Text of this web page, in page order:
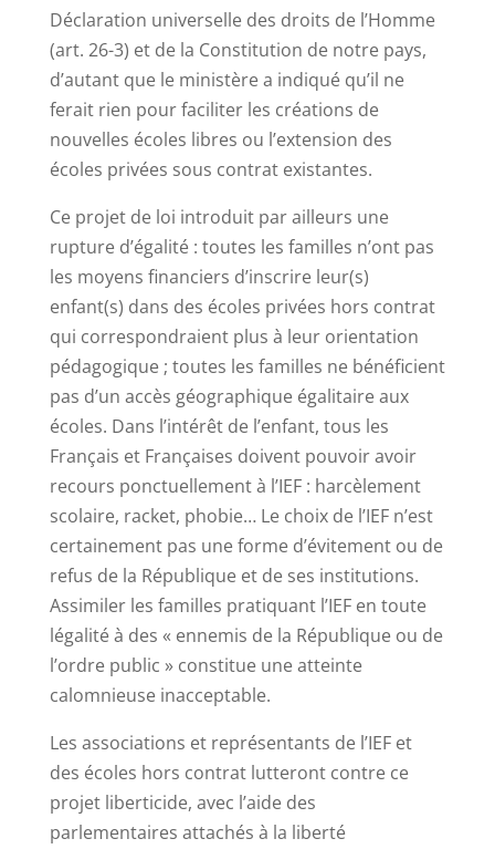
Déclaration universelle des droits de l’Homme
(art. 26-3) et de la Constitution de notre pays,
d’autant que le ministère a indiqué qu’il ne
ferait rien pour faciliter les créations de
nouvelles écoles libres ou l’extension des
écoles privées sous contrat existantes.
Ce projet de loi introduit par ailleurs une
rupture d’égalité : toutes les familles n’ont pas
les moyens financiers d’inscrire leur(s)
enfant(s) dans des écoles privées hors contrat
qui correspondraient plus à leur orientation
pédagogique ; toutes les familles ne bénéficient
pas d’un accès géographique égalitaire aux
écoles. Dans l’intérêt de l’enfant, tous les
Français et Françaises doivent pouvoir avoir
recours ponctuellement à l’IEF : harcèlement
scolaire, racket, phobie… Le choix de l’IEF n’est
certainement pas une forme d’évitement ou de
refus de la République et de ses institutions.
Assimiler les familles pratiquant l’IEF en toute
légalité à des « ennemis de la République ou de
l’ordre public » constitue une atteinte
calomnieuse inacceptable.
Les associations et représentants de l’IEF et
des écoles hors contrat lutteront contre ce
projet liberticide, avec l’aide des
parlementaires attachés à la liberté